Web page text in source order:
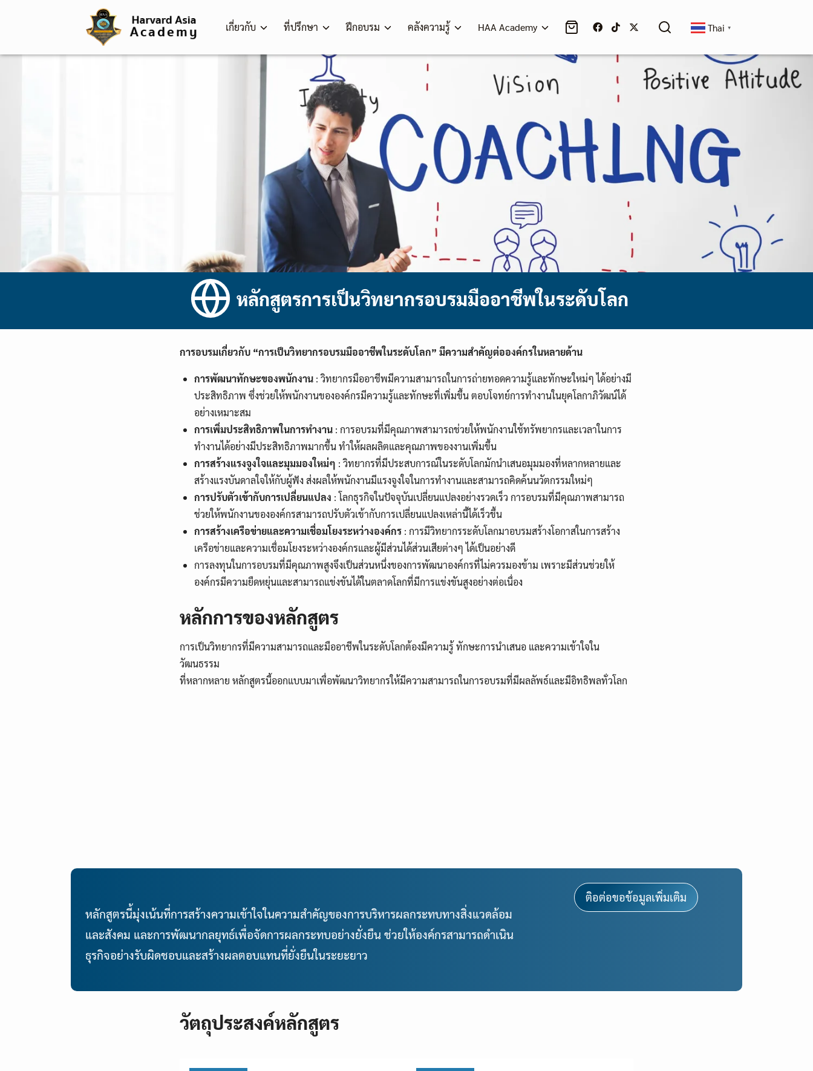
เกี่ยวกับ ที่ปรึกษา ฝึกอบรม คลังความรู้ HAA Academy Thai ▼
หลักสูตรการเป็นวิทยากรอบรมมืออาชีพในระดับโลก
การอบรมเกี่ยวกับ “การเป็นวิทยากรอบรมมืออาชีพในระดับโลก” มีความสำคัญต่อองค์กรในหลายด้าน
การพัฒนาทักษะของพนักงาน : วิทยากรมืออาชีพมีความสามารถในการถ่ายทอดความรู้และทักษะใหม่ๆ ได้อย่างมี
ประสิทธิภาพ ซึ่งช่วยให้พนักงานขององค์กรมีความรู้และทักษะที่เพิ่มขึ้น ตอบโจทย์การทำงานในยุคโลกาภิวัฒน์ได้
อย่างเหมาะสม
การเพิ่มประสิทธิภาพในการทำงาน : การอบรมที่มีคุณภาพสามารถช่วยให้พนักงานใช้ทรัพยากรและเวลาในการ
ทำงานได้อย่างมีประสิทธิภาพมากขึ้น ทำให้ผลผลิตและคุณภาพของงานเพิ่มขึ้น
การสร้างแรงจูงใจและมุมมองใหม่ๆ : วิทยากรที่มีประสบการณ์ในระดับโลกมักนำเสนอมุมมองที่หลากหลายและ
สร้างแรงบันดาลใจให้กับผู้ฟัง ส่งผลให้พนักงานมีแรงจูงใจในการทำงานและสามารถคิดค้นนวัตกรรมใหม่ๆ
การปรับตัวเข้ากับการเปลี่ยนแปลง : โลกธุรกิจในปัจจุบันเปลี่ยนแปลงอย่างรวดเร็ว การอบรมที่มีคุณภาพสามารถ
ช่วยให้พนักงานขององค์กรสามารถปรับตัวเข้ากับการเปลี่ยนแปลงเหล่านี้ได้เร็วขึ้น
การสร้างเครือข่ายและความเชื่อมโยงระหว่างองค์กร : การมีวิทยากรระดับโลกมาอบรมสร้างโอกาสในการสร้าง
เครือข่ายและความเชื่อมโยงระหว่างองค์กรและผู้มีส่วนได้ส่วนเสียต่างๆ ได้เป็นอย่างดี
การลงทุนในการอบรมที่มีคุณภาพสูงจึงเป็นส่วนหนึ่งของการพัฒนาองค์กรที่ไม่ควรมองข้าม เพราะมีส่วนช่วยให้
องค์กรมีความยืดหยุ่นและสามารถแข่งขันได้ในตลาดโลกที่มีการแข่งขันสูงอย่างต่อเนื่อง
หลักการของหลักสูตร
การเป็นวิทยากรที่มีความสามารถและมืออาชีพในระดับโลกต้องมีความรู้ ทักษะการนำเสนอ และความเข้าใจใน
วัฒนธรรม
ที่หลากหลาย หลักสูตรนี้ออกแบบมาเพื่อพัฒนาวิทยากรให้มีความสามารถในการอบรมที่มีผลลัพธ์และมีอิทธิพลทั่วโลก
หลักสูตรนี้มุ่งเน้นที่การสร้างความเข้าใจในความสำคัญของการบริหารผลกระทบทางสิ่งแวดล้อม
และสังคม และการพัฒนากลยุทธ์เพื่อจัดการผลกระทบอย่างยั่งยืน ช่วยให้องค์กรสามารถดำเนิน
ธุรกิจอย่างรับผิดชอบและสร้างผลตอบแทนที่ยั่งยืนในระยะยาว
ติอต่อขอข้อมูลเพิ่มเติม
วัตถุประสงค์หลักสูตร